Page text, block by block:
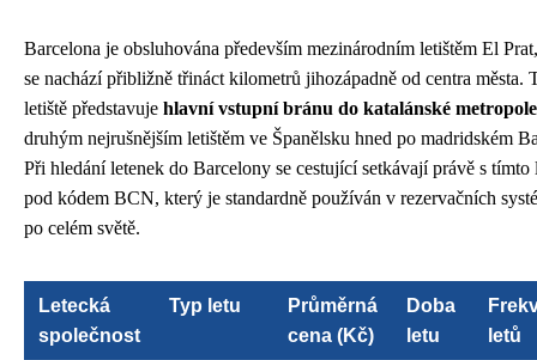
Barcelona je obsluhována především mezinárodním letištěm El
se nachází přibližně třináct kilometrů jihozápadně od centra města.
letiště představuje hlavní vstupní bránu do katalánské metropole
druhým nejrušnějším letištěm ve Španělsku hned po madridském
Při hledání letenek do Barcelony se cestující setkávají právě s tímto
pod kódem BCN, který je standardně používán v rezervačních
po celém světě.
Letecká
společnost
Typ letu
Průměrná
cena (Kč)
Doba
letu
letů